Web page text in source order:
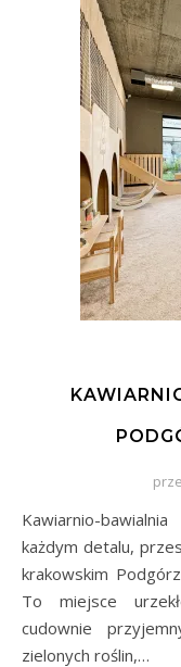
Kawiarnio-bawialnia HOPS! – piękna, dopieszczona w
każdym detalu,
krakowskim
To miejsce
cudownie
zielonych roślin,…